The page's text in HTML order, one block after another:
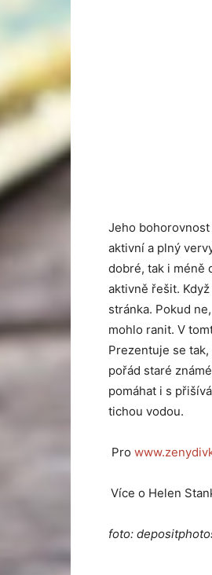
Jeho
aktivní a plný
dobré, tak i méně
aktivně řešit.
stránka. Pokud
mohlo ranit. V
Prezentuje se
pořád staré
pomáhat i s
tichou vodou.
Pro
Více o Helen
foto: